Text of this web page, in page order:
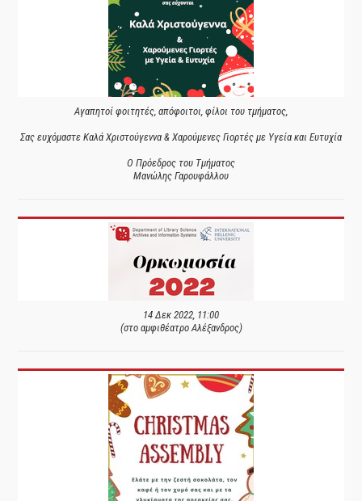
Αγαπητοί φοιτητές, απόφοιτοι, φίλοι του τμήματος,
Σας ευχόμαστε Καλά Χριστούγεννα & Χαρούμενες Γιορτές με Υγεία και Ευτυχία
Ο Πρόεδρος του Τμήματος
Μανώλης Γαρουφάλλου
14 Δεκ 2022, 11:00
(στο αμφιθέατρο Αλέξανδρος)